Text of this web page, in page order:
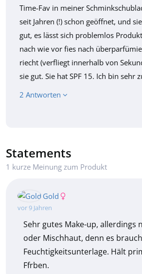
Time-Fav in meiner
seit Jahren (!) schon geöffnet, und
gut, es lässt sich problemlos
nach wie vor fies nach
riecht (verfliegt innerhalb von
sie gut. Sie hat SPF 15. Ich bin sehr
2 Antworten
Statements
1 kurze Meinung zum Produkt
Gold
vor 9 Jahren
Sehr gutes Make-up, allerdings
oder Mischhaut, denn es
Feuchtigkeitsunterlage. Hält
Ffrben.